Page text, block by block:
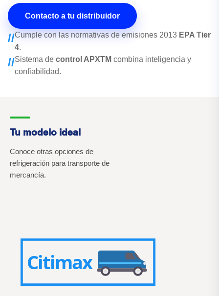
Contacto a tu distribuidor
//Cumple con las normativas de emisiones 2013 EPA Tier
4.
//Sistema de control APXTM combina inteligencia y
confiabilidad.
Tu modelo ideal
Conoce otras opciones de
refrigeración para transporte de
mercancía.
Citimax